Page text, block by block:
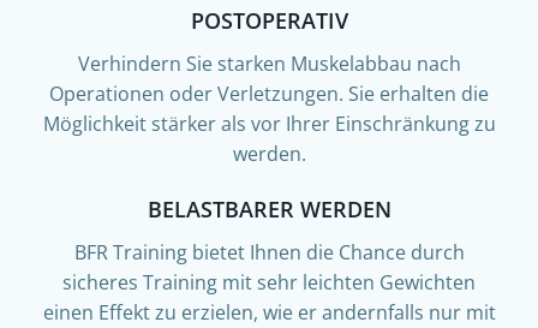
POSTOPERATIV
Verhindern Sie starken Muskelabbau nach
Operationen oder Verletzungen. Sie erhalten die
Möglichkeit stärker als vor Ihrer Einschränkung zu
werden.
BELASTBARER WERDEN
BFR Training bietet Ihnen die Chance durch
sicheres Training mit sehr leichten Gewichten
einen Effekt zu erzielen, wie er andernfalls nur mit